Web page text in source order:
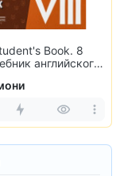
Book. 8
английского